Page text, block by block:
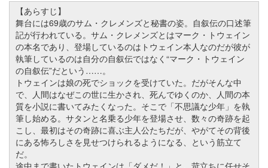
【あらすじ】
舞台には69歳のサム・クレメンズと秘書の姿。自叙伝の口述筆
記が行われている。サム・クレメンズとはマーク・トウェイン
の本名であり、登場しているのはトウェイン本人なのだが彼が
執筆しているのは自分の自叙伝ではなく“マーク・トウェイン
の自叙伝”だという……。
トウェインは娘の死でショックを受けていた。だがそんな中
で、人間はなぜこの世に生かされ、死んでゆくのか、人間の本
質を小説に書いてみたくなった。そこで「不思議な少年」を執
筆し始める。サタンと名乗る少年を登場させ、数々の奇跡を起
こし、最初はその奇跡に喜ぶ主人公たちだが、やがてその背後
にある怖ろしさを見せつけられるようになる、という筋立て
だ。
途中まで書いたトウェインは「ダメだ！」と、苛立ちに任せそ